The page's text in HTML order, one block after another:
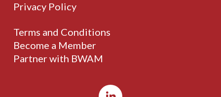
Privacy Policy
Terms and Conditions
Become a Member
Partner with BWAM